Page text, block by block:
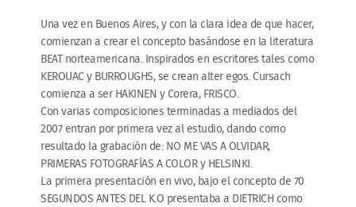
Una vez en Buenos Aires, y con la clara idea de que hacer,
comienzan a crear el concepto basándose en la literatura
BEAT norteamericana. Inspirados en escritores tales como
KEROUAC y BURROUGHS, se crean alter egos. Cursach
comienza a ser HAKINEN y Corera, FRISCO.
Con varias composiciones terminadas a mediados del
2007 entran por primera vez al estudio, dando como
resultado la grabación de: NO ME VAS A OLVIDAR,
PRIMERAS FOTOGRAFÍAS A COLOR y HELSINKI.
La primera presentación en vivo, bajo el concepto de 70
SEGUNDOS ANTES DEL K.O presentaba a DIETRICH como